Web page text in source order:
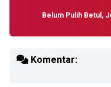
Belum Pulih Betul,
Komentar: